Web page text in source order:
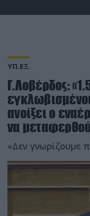
ΥΠ.ΕΞ.
Γ.Λοβέρδος:
ανοίξει ο
να
«Δεν γνωρίζουμε